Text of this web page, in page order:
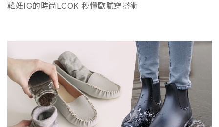
韓妞IG的時尚LOOK 秒懂歐膩穿搭術